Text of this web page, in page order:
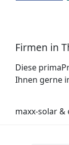
Firmen in
Diese
Ihnen gerne
maxx-solar &